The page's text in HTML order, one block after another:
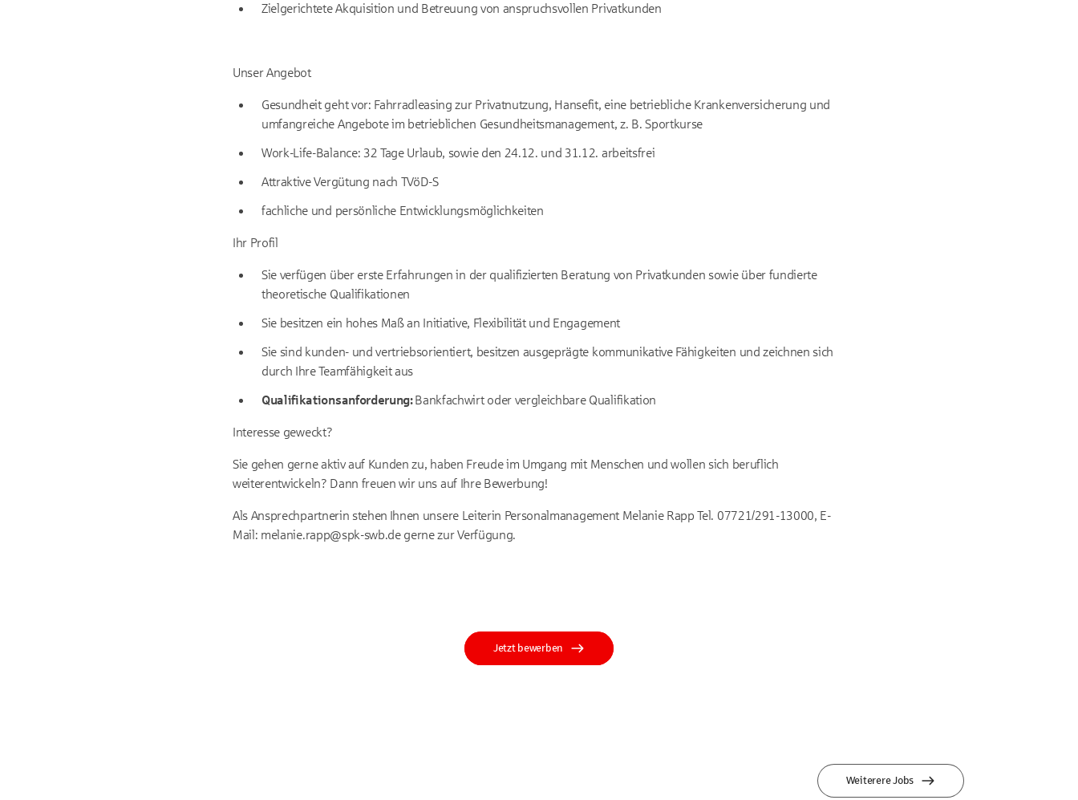
Zielgerichtete Akquisition und Betreuung von anspruchsvollen Privatkunden
Unser Angebot
Gesundheit geht vor: Fahrradleasing zur Privatnutzung, Hansefit, eine betriebliche Krankenversicherung und
umfangreiche Angebote im betrieblichen Gesundheitsmanagement, z. B. Sportkurse
Work-Life-Balance: 32 Tage Urlaub, sowie den 24.12. und 31.12. arbeitsfrei
Attraktive Vergütung nach TVöD-S
fachliche und persönliche Entwicklungsmöglichkeiten
Ihr Profil
Sie verfügen über erste Erfahrungen in der qualifizierten Beratung von Privatkunden sowie über fundierte
theoretische Qualifikationen
Sie besitzen ein hohes Maß an Initiative, Flexibilität und Engagement
Sie sind kunden- und vertriebsorientiert, besitzen ausgeprägte kommunikative Fähigkeiten und zeichnen sich
durch Ihre Teamfähigkeit aus
Qualifikationsanforderung:Bankfachwirt oder vergleichbare Qualifikation
Interesse geweckt?
Sie gehen gerne aktiv auf Kunden zu, haben Freude im Umgang mit Menschen und wollen sich beruflich
weiterentwickeln? Dann freuen wir uns auf Ihre Bewerbung!
Als Ansprechpartnerin stehen Ihnen unsere Leiterin Personalmanagement Melanie Rapp Tel. 07721/291-13000, E-
Mail: melanie.rapp@spk-swb.de gerne zur Verfügung.
Jetzt bewerben
Weiterere Jobs